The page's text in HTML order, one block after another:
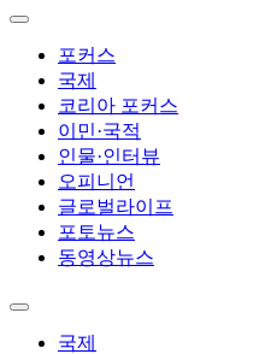
포커스
국제
코리아 포커스
이민·국적
인물·인터뷰
오피니언
글로벌라이프
포토뉴스
동영상뉴스
국제